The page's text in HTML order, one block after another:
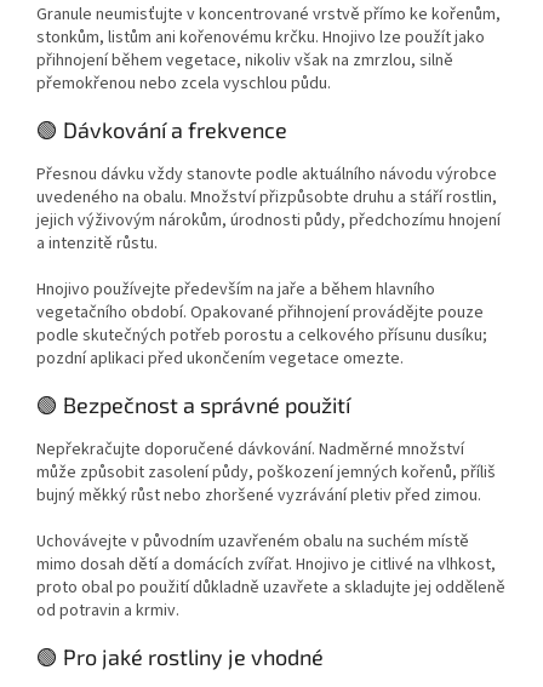
Granule neumisťujte v koncentrované vrstvě přímo ke kořenům,
stonkům, listům ani kořenovému krčku. Hnojivo lze použít jako
přihnojení během vegetace, nikoliv však na zmrzlou, silně
přemokřenou nebo zcela vyschlou půdu.
🟢 Dávkování a frekvence
Přesnou dávku vždy stanovte podle aktuálního návodu výrobce
uvedeného na obalu. Množství přizpůsobte druhu a stáří rostlin,
jejich výživovým nárokům, úrodnosti půdy, předchozímu hnojení
a intenzitě růstu.
Hnojivo používejte především na jaře a během hlavního
vegetačního období. Opakované přihnojení provádějte pouze
podle skutečných potřeb porostu a celkového přísunu dusíku;
pozdní aplikaci před ukončením vegetace omezte.
🟢 Bezpečnost a správné použití
Nepřekračujte doporučené dávkování. Nadměrné množství
může způsobit zasolení půdy, poškození jemných kořenů, příliš
bujný měkký růst nebo zhoršené vyzrávání pletiv před zimou.
Uchovávejte v původním uzavřeném obalu na suchém místě
mimo dosah dětí a domácích zvířat. Hnojivo je citlivé na vlhkost,
proto obal po použití důkladně uzavřete a skladujte jej odděleně
od potravin a krmiv.
🟢 Pro jaké rostliny je vhodné